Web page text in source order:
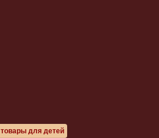
товары для детей